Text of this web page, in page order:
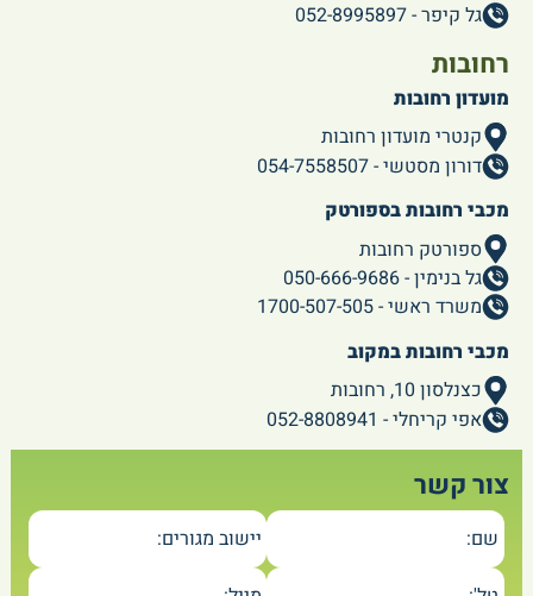
גל קיפר - 052-8995897
רחובות
מועדון רחובות
קנטרי מועדון רחובות
דורון מסטשי - 054-7558507
מכבי רחובות בספורטק
ספורטק רחובות
גל בנימין - 050-666-9686
משרד ראשי - 1700-507-505
מכבי רחובות במקוב
כצנלסון 10, רחובות
אפי קריחלי - 052-8808941
צור קשר
שם:
יישוב מגורים: